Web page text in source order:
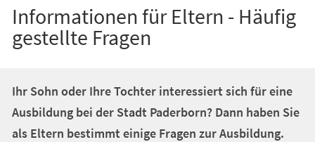
Informationen für Eltern - Häufig
gestellte Fragen
Ihr Sohn oder Ihre Tochter interessiert sich für eine
Ausbildung bei der Stadt Paderborn? Dann haben Sie
als Eltern bestimmt einige Fragen zur Ausbildung.